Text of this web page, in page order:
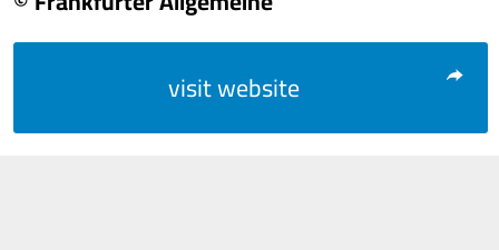
visit website